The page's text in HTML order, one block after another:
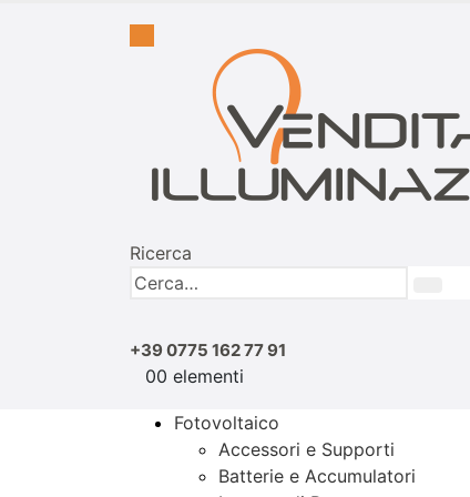
Ricerca
+39 0775 162 77 91
00 elementi
Fotovoltaico
Accessori e Supporti
Batterie e Accumulatori